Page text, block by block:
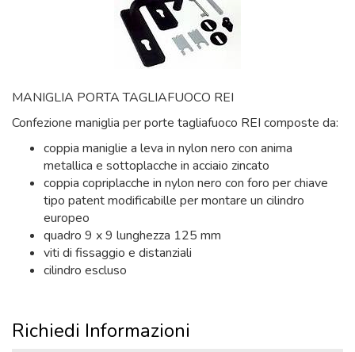
MANIGLIA PORTA TAGLIAFUOCO REI
Confezione maniglia per porte tagliafuoco REI composte da:
coppia maniglie a leva in nylon nero con anima
metallica e sottoplacche in acciaio zincato
coppia copriplacche in nylon nero con foro per chiave
tipo patent modificabille per montare un cilindro
europeo
quadro 9 x 9 lunghezza 125 mm
viti di fissaggio e distanziali
cilindro escluso
Richiedi Informazioni